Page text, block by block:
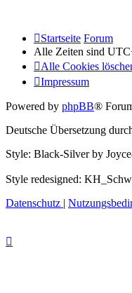
Startseite Forum
Alle Zeiten sind
Alle Cookies
Impressum
Powered by phpBB®
Deutsche Übersetzung
Style: Black-Silver by
Style redesigned:
Datenschutz |